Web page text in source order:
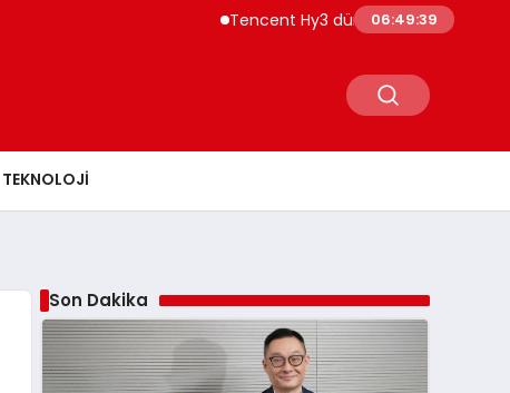
Tencent Hy3 dünya genelinde kullanıma
06:49:40
TEKNOLOJI
Son Dakika